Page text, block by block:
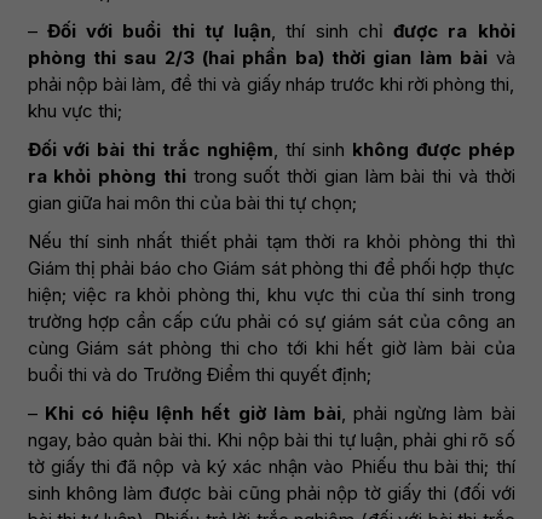
– Đối với buổi thi tự luận, thí sinh chỉ được ra khỏi
phòng thi sau 2/3 (hai phần ba) thời gian làm bài và
phải nộp bài làm, đề thi và giấy nháp trước khi rời phòng thi,
khu vực thi;
Đối với bài thi trắc nghiệm, thí sinh không được phép
ra khỏi phòng thitrong suốt thời gian làm bài thi và thời
gian giữa hai môn thi của bài thi tự chọn;
Nếu thí sinh nhất thiết phải tạm thời ra khỏi phòng thi thì
Giám thị phải báo cho Giám sát phòng thi để phối hợp thực
hiện; việc ra khỏi phòng thi, khu vực thi của thí sinh trong
trường hợp cần cấp cứu phải có sự giám sát của công an
cùng Giám sát phòng thi cho tới khi hết giờ làm bài của
buổi thi và do Trưởng Điểm thi quyết định;
– Khi có hiệu lệnh hết giờ làm bài, phải ngừng làm bài
ngay, bảo quản bài thi. Khi nộp bài thi tự luận, phải ghi rõ số
tờ giấy thi đã nộp và ký xác nhận vào Phiếu thu bài thi; thí
sinh không làm được bài cũng phải nộp tờ giấy thi (đối với